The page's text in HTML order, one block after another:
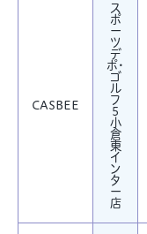
CASBEE
ス
ポ
ー
ツ
デ
ポ・
ゴ
ル
フ
5
小
倉
東
イ
ン
タ
ー
店